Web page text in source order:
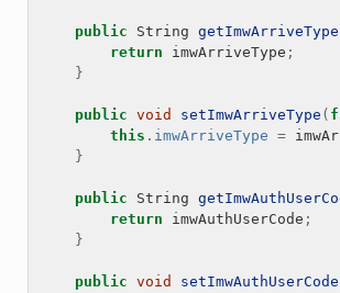
public String getImwArriveType
return
imwArriveType ;
}
public void setImwArriveType (
this . imwArriveType =
}
public String
return
imwAuthUserCode ;
}
public void setImwAuthUserCode